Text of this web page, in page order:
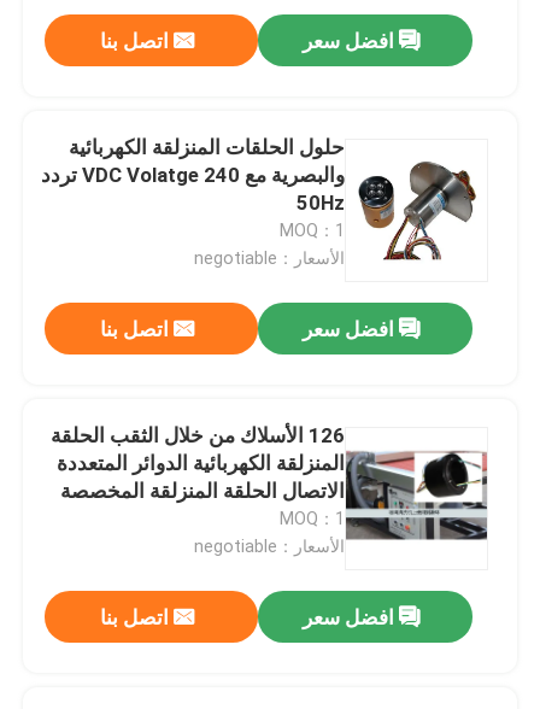
المنتجات
حلقة زلة موصلة
حلقة الانزلاق عالية السرعة
حلقة زلقة مضادة للماء
افضل سعر اتصل بنا
حلول الحلقات المنزلقة الكهربائية
والبصرية مع 240 VDC Volatge تردد
50Hz
MOQ：1
الأسعار：negotiable
افضل سعر اتصل بنا
126 الأسلاك من خلال الثقب الحلقة
المنزلقة الكهربائية الدوائر المتعددة
الاتصال الحلقة المنزلقة المخصصة
لأي معدات ميكانيكية
MOQ：1
الأسعار：negotiable
افضل سعر اتصل بنا